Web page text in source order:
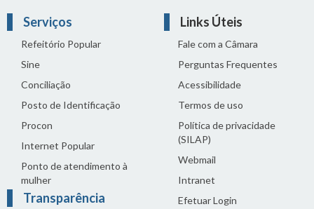
Serviços
Refeitório Popular
Sine
Conciliação
Posto de Identificação
Procon
Internet Popular
Ponto de atendimento à
mulher
Transparência
Links Úteis
Fale com a Câmara
Perguntas Frequentes
Acessibilidade
Termos de uso
Política de privacidade
(SILAP)
Webmail
Intranet
Efetuar Login